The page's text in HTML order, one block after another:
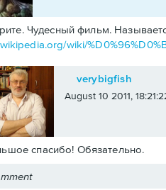
Чудесный фильм.
wiki/
verybigfish
August 10 2011,
спасибо! Обязательно.